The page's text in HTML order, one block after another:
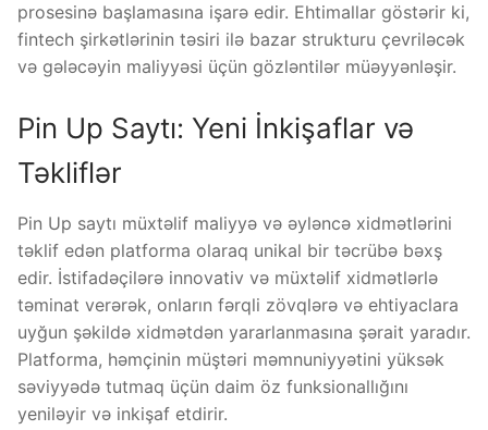
prosesinə başlamasına işarə edir. Ehtimallar göstərir ki,
fintech şirkətlərinin təsiri ilə bazar strukturu çevriləcək
və gələcəyin maliyyəsi üçün gözləntilər müəyyənləşir.
Pin Up Saytı: Yeni İnkişaflar və
Təkliflər
Pin Up saytı müxtəlif maliyyə və əyləncə xidmətlərini
təklif edən platforma olaraq unikal bir təcrübə bəxş
edir. İstifadəçilərə innovativ və müxtəlif xidmətlərlə
təminat verərək, onların fərqli zövqlərə və ehtiyaclara
uyğun şəkildə xidmətdən yararlanmasına şərait yaradır.
Platforma, həmçinin müştəri məmnuniyyətini yüksək
səviyyədə tutmaq üçün daim öz funksionallığını
yeniləyir və inkişaf etdirir.